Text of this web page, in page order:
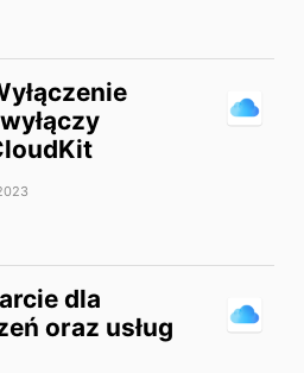
dla
oraz usług